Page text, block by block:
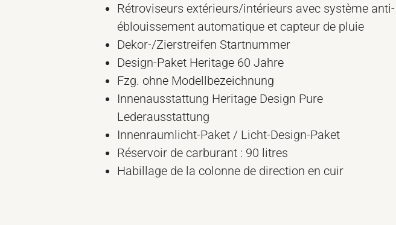
Rétroviseurs extérieurs/intérieurs avec système anti-
éblouissement automatique et capteur de pluie
Dekor-/Zierstreifen Startnummer
Design-Paket Heritage 60 Jahre
Fzg. ohne Modellbezeichnung
Innenausstattung Heritage Design Pure
Lederausstattung
Innenraumlicht-Paket / Licht-Design-Paket
Réservoir de carburant : 90 litres
Habillage de la colonne de direction en cuir